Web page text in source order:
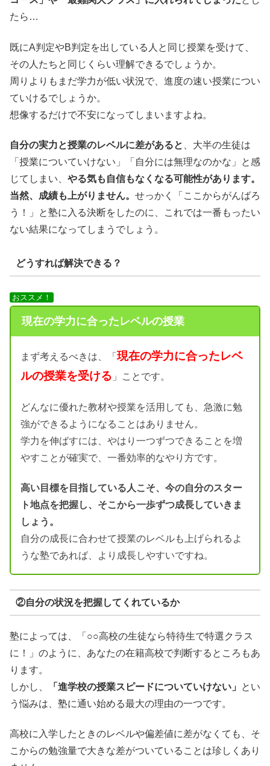
たら…
既にA判定やB判定を出している人と同じ授業を受けて、
その人たちと同じくらい理解できるでしょうか。
周りよりもまだ学力が低い状況で、進度の速い授業につい
ていけるでしょうか。
想像するだけで不安になってしまいますよね。
自分の実力と授業のレベルに差があると
、大半の生徒は
「授業についていけない」「自分には無理なのかな」と感
じてしまい、 やる気も自信もなくなる可能性があります。
当然、成績も上がりません。 せっかく「ここからがんばろ
う！」と塾に入る決断をしたのに、これでは一番もったい
ない結果になってしまうでしょう。
どうすれば解決できる？
おススメ！
現在の学力に合ったレベルの授業
まず考えるべきは、「 現在の学力に合ったレベ
ルの授業を受ける 」ことです。
どんなに優れた教材や授業を活用しても、急激に勉
強ができるようになることはありません。
学力を伸ばすには、やはり一つずつできることを増
やすことが確実で、一番効率的なやり方です。
高い目標を目指している人こそ、今の自分のスター
ト地点を把握し、そこから一歩ずつ成長していきま
しょう。
自分の成長に合わせて授業のレベルも上げられるよ
うな塾であれば、より成長しやすいですね。
②自分の状況を把握してくれているか
塾によっては、「○○高校の生徒なら特待生で特選クラス
に！」のように、あなたの在籍高校で判断するところもあ
ります。
しかし、
「進学校の授業スピードについていけない」
とい
う悩みは、塾に通い始める最大の理由の一つです。
高校に入学したときのレベルや偏差値に差がなくても、そ
こからの勉強量で大きな差がついていることは珍しくあり